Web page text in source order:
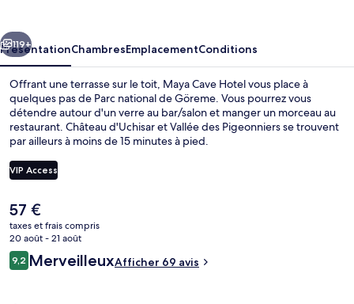
Suivant
119+
PrésentationChambresEmplacementConditions
Offrant une terrasse sur le toit, Maya Cave Hotel vous place à
quelques pas de Parc national de Göreme. Vous pourrez vous
détendre autour d'un verre au bar/salon et manger un morceau au
restaurant. Château d'Uchisar et Vallée des Pigeonniers se trouvent
par ailleurs à moins de 15 minutes à pied.
VIP Access
Le
prix
actuel
est
de
57 €
taxes et frais compris
20 août - 21 août
Avis
voyageurs
9,29,2 sur 10
MerveilleuxAfficher 69 avis